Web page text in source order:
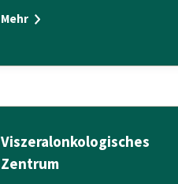
Mehr
Viszeralonkologisches
Zentrum